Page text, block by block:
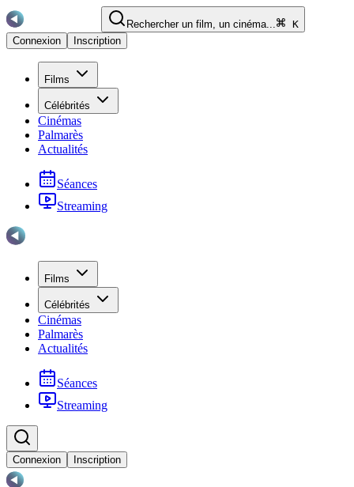
Rechercher un film, un cinéma...
K
Connexion
Inscription
Films
Célébrités
Cinémas
Palmarès
Actualités
Séances
Streaming
Films
Célébrités
Cinémas
Palmarès
Actualités
Séances
Streaming
Connexion Inscription